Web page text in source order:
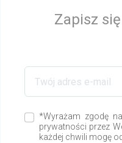
Zapisz
*Wyrażam zgodę
prywatności przez
każdej chwili mogę